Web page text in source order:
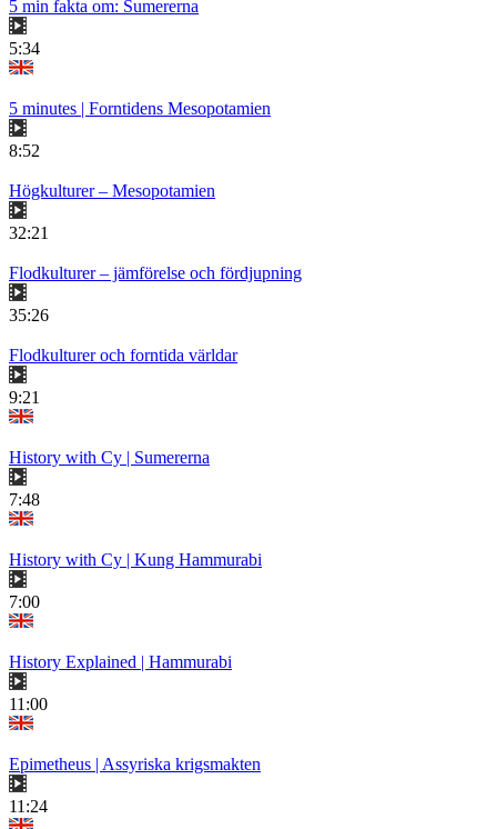
5 min fakta om: Sumererna
5:34
5 minutes | Forntidens Mesopotamien
8:52
Högkulturer – Mesopotamien
32:21
Flodkulturer – jämförelse och fördjupning
35:26
Flodkulturer och forntida världar
9:21
History with Cy | Sumererna
7:48
History with Cy | Kung Hammurabi
7:00
History Explained | Hammurabi
11:00
Epimetheus | Assyriska krigsmakten
11:24